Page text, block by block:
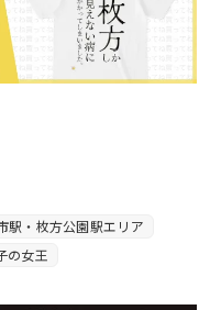
駅・枚方公園駅エリア
の女王